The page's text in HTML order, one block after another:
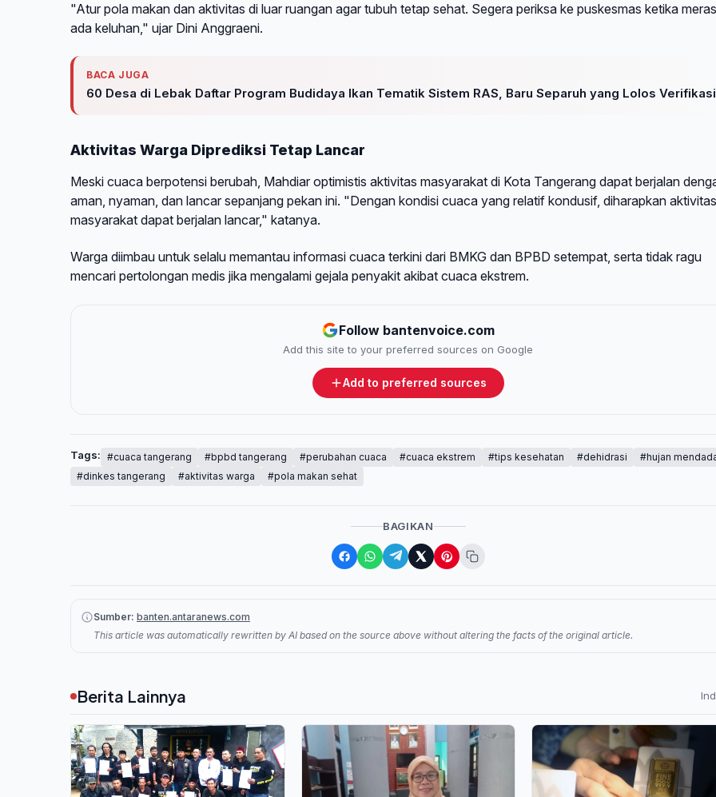
"Atur pola makan dan aktivitas di luar ruangan agar tubuh tetap sehat. Segera periksa ke puskesmas ketika
ada keluhan," ujar Dini Anggraeni.
BACA JUGA
60 Desa di Lebak Daftar Program Budidaya Ikan Tematik Sistem RAS, Baru Separuh yang Lolos Verifikasi
Aktivitas Warga Diprediksi Tetap Lancar
Meski cuaca berpotensi berubah, Mahdiar optimistis aktivitas masyarakat di Kota Tangerang dapat berjalan
aman, nyaman, dan lancar sepanjang pekan ini. "Dengan kondisi cuaca yang relatif kondusif, diharapkan aktivitas
masyarakat dapat berjalan lancar," katanya.
Warga diimbau untuk selalu memantau informasi cuaca terkini dari BMKG dan BPBD setempat, serta tidak ragu
mencari pertolongan medis jika mengalami gejala penyakit akibat cuaca ekstrem.
Follow bantenvoice.com
Add this site to your preferred sources on Google
Add to preferred sources
Tags: #cuaca tangerang #bpbd tangerang #perubahan cuaca #cuaca ekstrem #tips kesehatan #dehidrasi
#hujan
#dinkes tangerang
#aktivitas warga #pola makan sehat
BAGIKAN
Sumber: banten.antaranews.com
This article was automatically rewritten by AI based on the source above without altering the facts of the original article.
Berita Lainnya